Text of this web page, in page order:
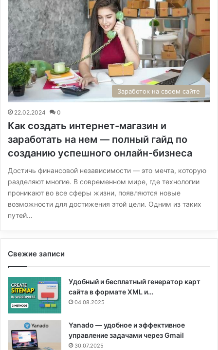
Заработок на своем сайте
22.02.2024 0
Как создать интернет-магазин и
заработать на нем — полный гайд по
созданию успешного онлайн-бизнеса
Достичь финансовой независимости — это мечта, которую
разделяют многие. В современном мире, где технологии
проникают во все сферы жизни, появляются новые
возможности для достижения этой цели. Одним из таких
путей…
Свежие записи
Удобный и бесплатный генератор карт
сайта в формате XML и…
04.08.2025
Yanado — удобное и эффективное
управление задачами через Gmail
30.07.2025